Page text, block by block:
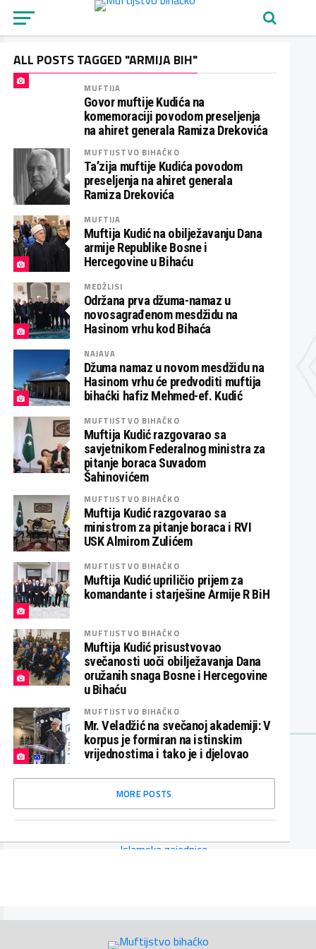
ALL POSTS TAGGED "ARMIJA BIH"
MUFTIJA
Govor muftije Kudića na
komemoraciji povodom preseljenja
na ahiret generala Ramiza Drekovića
MUFTIJSTVO BIHAĆKO
Ta’zija muftije Kudića povodom
preseljenja na ahiret generala
Ramiza Drekovića
MUFTIJA
Muftija Kudić na obilježavanju Dana
armije Republike Bosne i
Hercegovine u Bihaću
MEDŽLISI
Održana prva džuma-namaz u
novosagrađenom mesdžidu na
Hasinom vrhu kod Bihaća
NAJAVA
Džuma namaz u novom mesdžidu na
Hasinom vrhu će predvoditi muftija
bihaćki hafiz Mehmed-ef. Kudić
MUFTIJSTVO BIHAĆKO
Muftija Kudić razgovarao sa
savjetnikom Federalnog ministra za
pitanje boraca Suvadom
Šahinovićem
MUFTIJSTVO BIHAĆKO
Muftija Kudić razgovarao sa
ministrom za pitanje boraca i RVI
USK Almirom Zulićem
MUFTIJSTVO BIHAĆKO
Muftija Kudić upriličio prijem za
komandante i starješine Armije R BiH
MUFTIJSTVO BIHAĆKO
Muftija Kudić prisustvovao
svečanosti uoči obilježavanja Dana
oružanih snaga Bosne i Hercegovine
u Bihaću
MUFTIJSTVO BIHAĆKO
Mr. Veladžić na svečanoj akademiji: V
korpus je formiran na istinskim
vrijednostima i tako je i djelovao
MORE POSTS